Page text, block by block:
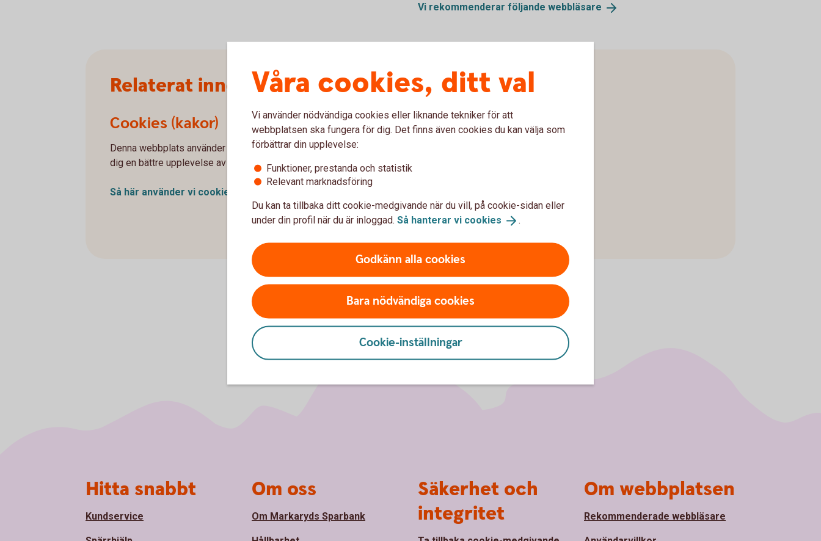
Vi rekommenderar följande webbläsare
Relaterat innehåll
Cookies (kakor)
Denna webbplats använder cookies (kakor) för att bland annat ge
dig en bättre upplevelse av webbplatsen.
Så här använder vi cookies
Våra cookies, ditt val
Vi använder nödvändiga cookies eller liknande tekniker för att
webbplatsen ska fungera för dig. Det finns även cookies du kan välja som
förbättrar din upplevelse:
Funktioner, prestanda och statistik
Relevant marknadsföring
Du kan ta tillbaka ditt cookie-medgivande när du vill, på cookie-sidan eller
under din profil när du är inloggad. Så hanterar vi cookies .
Godkänn alla cookies
Bara nödvändiga cookies
Cookie-inställningar
Hitta snabbt
Kundservice
Om oss
Om Markaryds Sparbank
Säkerhet och
integritet
Om webbplatsen
Rekommenderade webbläsare